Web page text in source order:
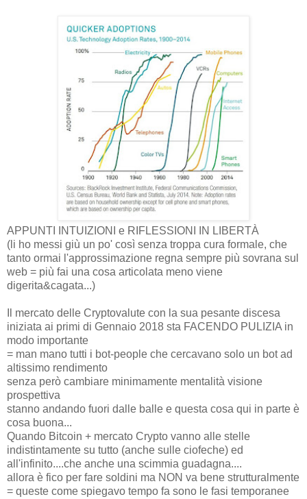
APPUNTI INTUIZIONI e RIFLESSIONI IN LIBERTÀ
(li ho messi giù un po' così senza troppa cura formale, che
tanto ormai l'approssimazione regna sempre più sovrana sul
web = più fai una cosa articolata meno viene
digerita&cagata...)
Il mercato delle Cryptovalute con la sua pesante discesa
iniziata ai primi di Gennaio 2018 sta FACENDO PULIZIA in
modo importante
= man mano tutti i bot-people che cercavano solo un bot ad
altissimo rendimento
senza però cambiare minimamente mentalità visione
prospettiva
stanno andando fuori dalle balle e questa cosa qui in parte è
cosa buona...
Quando Bitcoin + mercato Crypto vanno alle stelle
indistintamente su tutto (anche sulle ciofeche) ed
all'infinito....che anche una scimmia guadagna....
allora è fico per fare soldini ma NON va bene strutturalmente
= queste come spiegavo tempo fa sono le fasi temporanee